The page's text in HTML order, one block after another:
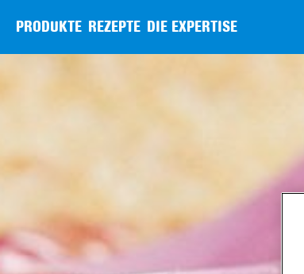
PRODUKTE REZEPTE DIE EXPERTISE